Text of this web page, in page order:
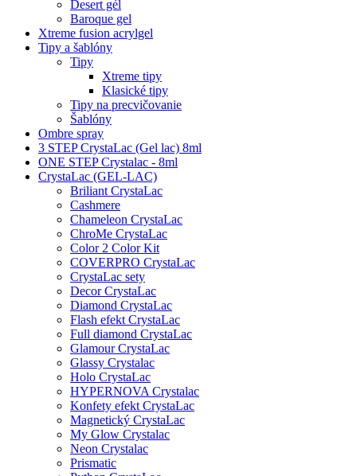
Desert gél
Baroque gel
Xtreme fusion acrylgel
Tipy a šablóny
Tipy
Xtreme tipy
Klasické tipy
Tipy na precvičovanie
Šablóny
Ombre spray
3 STEP CrystaLac (Gel lac) 8ml
ONE STEP Crystalac - 8ml
CrystaLac (GEL-LAC)
Briliant CrystaLac
Cashmere
Chameleon CrystaLac
ChroMe CrystaLac
Color 2 Color Kit
COVERPRO CrystaLac
CrystaLac sety
Decor CrystaLac
Diamond CrystaLac
Flash efekt CrystaLac
Full diamond CrystaLac
Glamour CrystaLac
Glassy Crystalac
Holo CrystaLac
HYPERNOVA Crystalac
Konfety efekt CrystaLac
Magnetický CrystaLac
My Glow Crystalac
Neon Crystalac
Prismatic